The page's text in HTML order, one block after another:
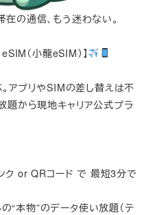
の通信、もう迷わない。
（小龍eSIM）】
アプリやSIMの差し替えは不
題から現地キャリア公式プラ
ク or QRコード で 最短3分で
“本物”のデータ使い放題（テ